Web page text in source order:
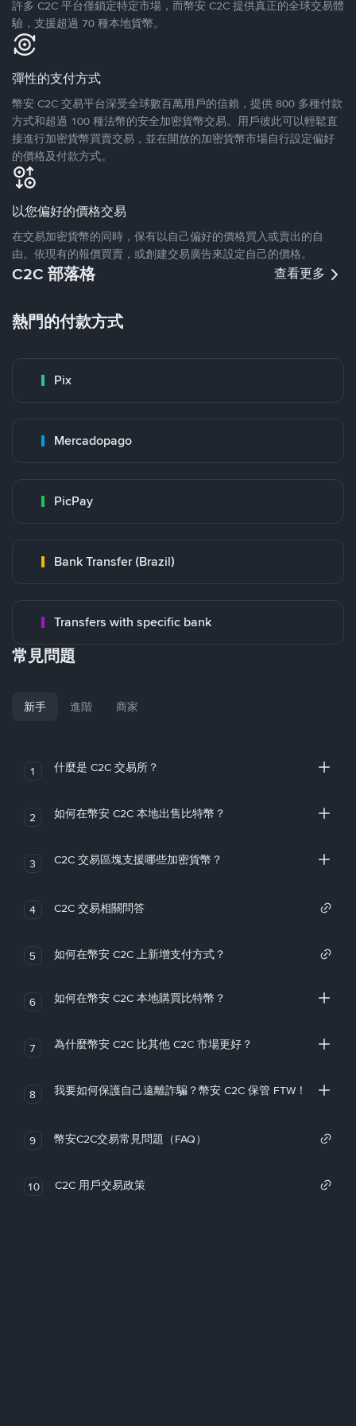
許多 C2C 平台僅鎖定特定市場，而幣安 C2C 提供真正的全球交易體
驗，支援超過 70 種本地貨幣。
彈性的支付方式
幣安 C2C 交易平台深受全球數百萬用戶的信賴，提供 800 多種付款
方式和超過 100 種法幣的安全加密貨幣交易。用戶彼此可以輕鬆直
接進行加密貨幣買賣交易，並在開放的加密貨幣市場自行設定偏好
的價格及付款方式。
以您偏好的價格交易
在交易加密貨幣的同時，保有以自己偏好的價格買入或賣出的自
由。依現有的報價買賣，或創建交易廣告來設定自己的價格。
C2C 部落格 查看更多
熱門的付款方式
Pix
Mercadopago
PicPay
Bank Transfer (Brazil)
Transfers with specific bank
常見問題
新手 進階 商家
1 什麼是 C2C 交易所？
2 如何在幣安 C2C 本地出售比特幣？
3 C2C 交易區塊支援哪些加密貨幣？
4 C2C 交易相關問答
5 如何在幣安 C2C 上新增支付方式？
6 如何在幣安 C2C 本地購買比特幣？
7 為什麼幣安 C2C 比其他 C2C 市場更好？
8 我要如何保護自己遠離詐騙？幣安 C2C 保管 FTW！
9 幣安C2C交易常見問題（FAQ）
10 C2C 用戶交易政策